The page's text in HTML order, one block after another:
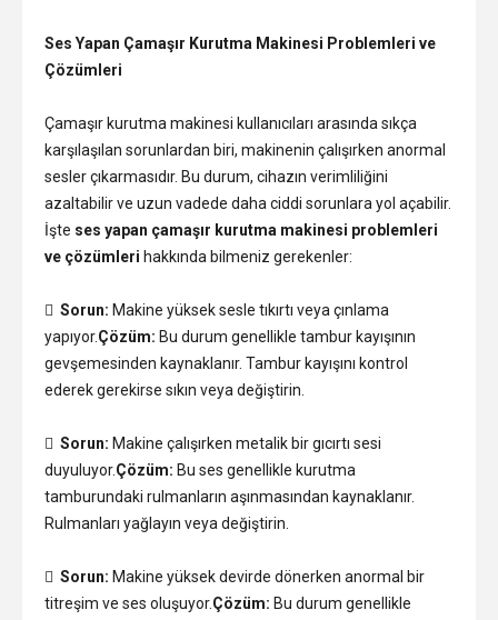
Ses Yapan Çamaşır Kurutma Makinesi Problemleri ve
Çözümleri
Çamaşır kurutma makinesi kullanıcıları arasında sıkça
karşılaşılan sorunlardan biri, makinenin çalışırken anormal
sesler çıkarmasıdır. Bu durum, cihazın verimliliğini
azaltabilir ve uzun vadede daha ciddi sorunlara yol açabilir.
İşte ses yapan çamaşır kurutma makinesi problemleri
ve çözümleri hakkında bilmeniz gerekenler:
 Sorun: Makine yüksek sesle tıkırtı veya çınlama
yapıyor.Çözüm: Bu durum genellikle tambur kayışının
gevşemesinden kaynaklanır. Tambur kayışını kontrol
ederek gerekirse sıkın veya değiştirin.
 Sorun: Makine çalışırken metalik bir gıcırtı sesi
duyuluyor.Çözüm: Bu ses genellikle kurutma
tamburundaki rulmanların aşınmasından kaynaklanır.
Rulmanları yağlayın veya değiştirin.
 Sorun: Makine yüksek devirde dönerken anormal bir
titreşim ve ses oluşuyor.Çözüm: Bu durum genellikle